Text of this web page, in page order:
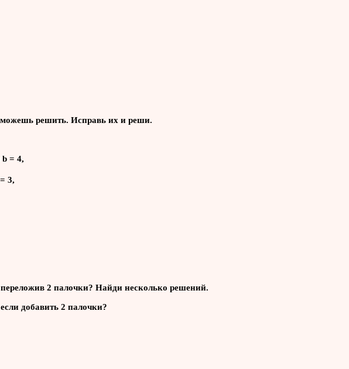
решить. Исправь их и реши.
= 4,
3,
2 палочки? Найди несколько решений.
добавить 2 палочки?